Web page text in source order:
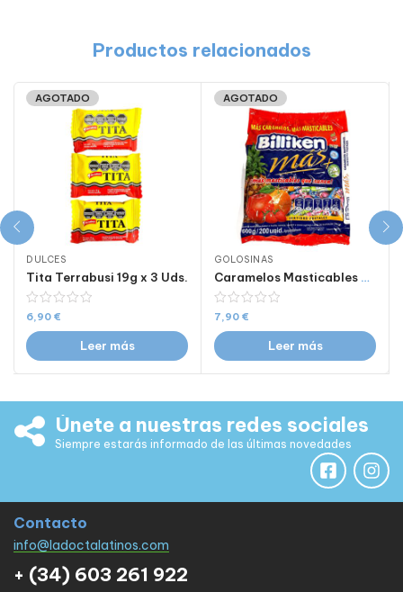
Productos relacionados
AGOTADO
DULCES
Tita Terrabusi 19g x 3 Uds.
6,90 €
Leer más
AGOTADO
GOLOSINAS
Caramelos Masticables Billiken frutales 600 Gr
7,90 €
Leer más
Únete a nuestras redes sociales
Siempre estarás informado de las últimas novedades
Contacto
info@ladoctalatinos.com
+ (34) 603 261 922